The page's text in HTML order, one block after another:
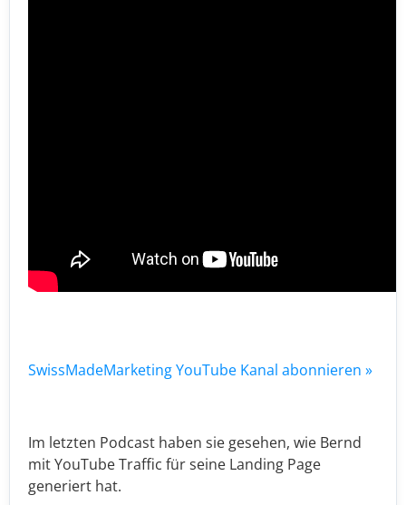
SwissMadeMarketing YouTube Kanal abonnieren »
Im letzten Podcast haben sie gesehen, wie Bernd
mit YouTube Traffic für seine Landing Page
generiert hat.